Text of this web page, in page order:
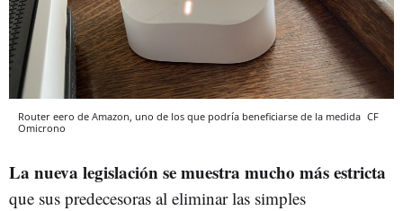
Router eero de Amazon, uno de los que podría beneficiarse de la medida CF
Omicrono
La nueva legislación se muestra mucho más estricta
que sus predecesoras al eliminar las simples